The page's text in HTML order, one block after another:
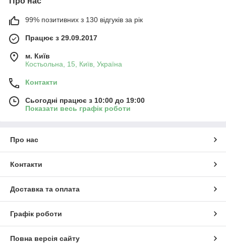
99% позитивних з 130 відгуків за рік
Працює з 29.09.2017
м. Київ
Костьольна, 15, Київ, Україна
Контакти
Сьогодні працює з 10:00 до 19:00
Показати весь графік роботи
Про нас
Контакти
Доставка та оплата
Графік роботи
Повна версія сайту